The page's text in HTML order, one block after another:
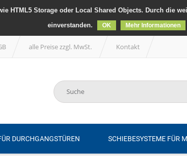
HTML5 Storage oder Local Shared Objects. Durch die
einverstanden.
OK Mehr Informationen
alle Preise zzgl. MwSt. Kontakt
DURCHGANGSTÜREN SCHIEBESYSTEME FÜR